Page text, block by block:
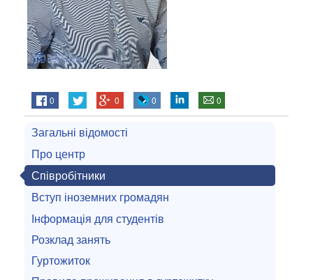
0 0 0 0
Загальні відомості
Про центр
Співробітники
Вступ іноземних громадян
Інформація для студентів
Розклад занять
Гуртожиток